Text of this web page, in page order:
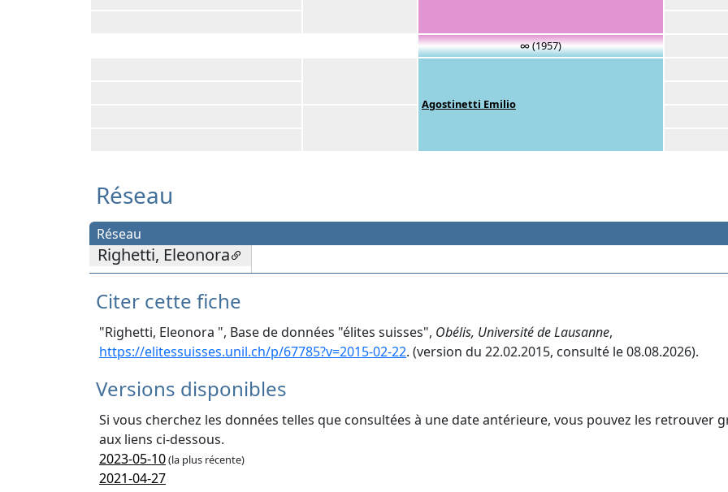
∞ (1957)
Agostinetti Emilio
Réseau
Réseau
Righetti, Eleonora
Citer cette fiche
"Righetti, Eleonora ", Base de données "élites suisses", Obélis, Université de Lausanne,
https://elitessuisses.unil.ch/p/67785?v=2015-02-22. (version du 22.02.2015, consulté le 08.08.2026).
Versions disponibles
Si vous cherchez les données telles que consultées à une date antérieure, vous pouvez les retrouver
aux liens ci-dessous.
2023-05-10(la plus récente)
2021-04-27